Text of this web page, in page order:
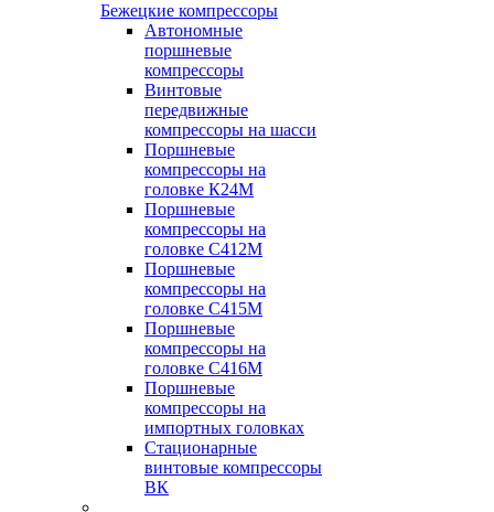
Бежецкие компрессоры
Автономные
поршневые
компрессоры
Винтовые
передвижные
компрессоры на шасси
Поршневые
компрессоры на
головке К24М
Поршневые
компрессоры на
головке С412М
Поршневые
компрессоры на
головке С415М
Поршневые
компрессоры на
головке С416М
Поршневые
компрессоры на
импортных головках
Стационарные
винтовые компрессоры
ВК